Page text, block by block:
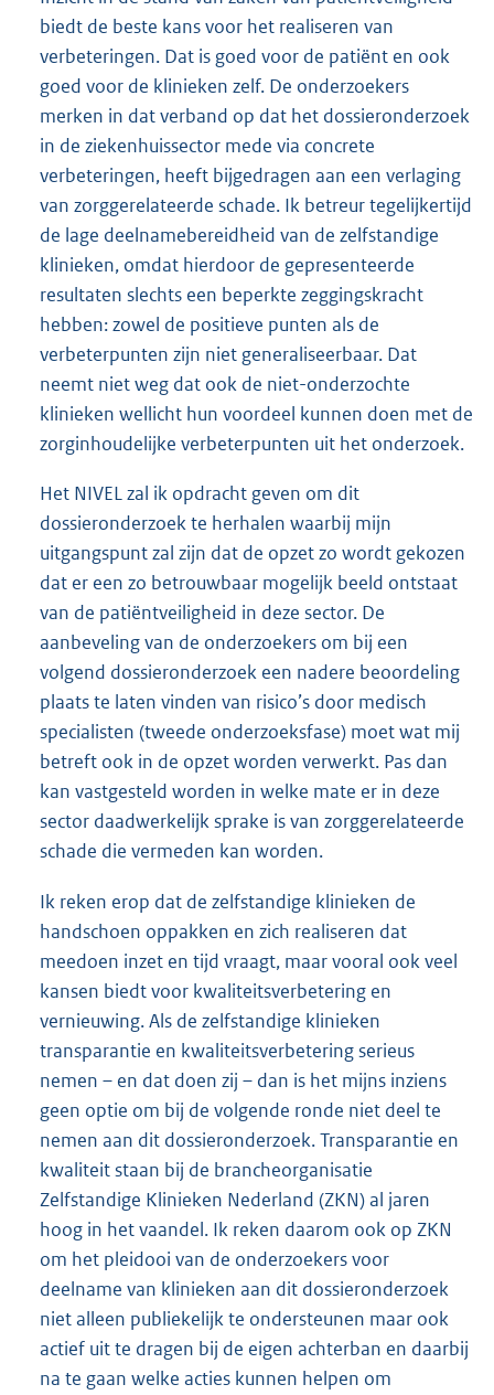
biedt de beste kans voor het realiseren van
verbeteringen. Dat is goed voor de patiënt en ook
goed voor de klinieken zelf. De onderzoekers
merken in dat verband op dat het dossieronderzoek
in de ziekenhuissector mede via concrete
verbeteringen, heeft bijgedragen aan een verlaging
van zorggerelateerde schade. Ik betreur tegelijkertijd
de lage deelnamebereidheid van de zelfstandige
klinieken, omdat hierdoor de gepresenteerde
resultaten slechts een beperkte zeggingskracht
hebben: zowel de positieve punten als de
verbeterpunten zijn niet generaliseerbaar. Dat
neemt niet weg dat ook de niet-onderzochte
klinieken wellicht hun voordeel kunnen doen met de
zorginhoudelijke verbeterpunten uit het onderzoek.
Het NIVEL zal ik opdracht geven om dit
dossieronderzoek te herhalen waarbij mijn
uitgangspunt zal zijn dat de opzet zo wordt gekozen
dat er een zo betrouwbaar mogelijk beeld ontstaat
van de patiëntveiligheid in deze sector. De
aanbeveling van de onderzoekers om bij een
volgend dossieronderzoek een nadere beoordeling
plaats te laten vinden van risico’s door medisch
specialisten (tweede onderzoeksfase) moet wat mij
betreft ook in de opzet worden verwerkt. Pas dan
kan vastgesteld worden in welke mate er in deze
sector daadwerkelijk sprake is van zorggerelateerde
schade die vermeden kan worden.
Ik reken erop dat de zelfstandige klinieken de
handschoen oppakken en zich realiseren dat
meedoen inzet en tijd vraagt, maar vooral ook veel
kansen biedt voor kwaliteitsverbetering en
vernieuwing. Als de zelfstandige klinieken
transparantie en kwaliteitsverbetering serieus
nemen – en dat doen zij – dan is het mijns inziens
geen optie om bij de volgende ronde niet deel te
nemen aan dit dossieronderzoek. Transparantie en
kwaliteit staan bij de brancheorganisatie
Zelfstandige Klinieken Nederland (ZKN) al jaren
hoog in het vaandel. Ik reken daarom ook op ZKN
om het pleidooi van de onderzoekers voor
deelname van klinieken aan dit dossieronderzoek
niet alleen publiekelijk te ondersteunen maar ook
actief uit te dragen bij de eigen achterban en daarbij
na te gaan welke acties kunnen helpen om